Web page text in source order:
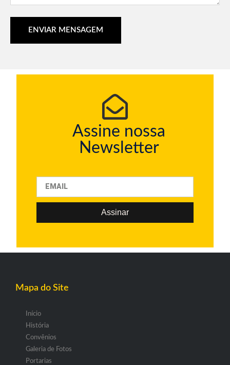
ENVIAR MENSAGEM
Assine nossa
Newsletter
Assinar
Mapa do Site
Início
História
Convênios
Galeria de Fotos
Portarias